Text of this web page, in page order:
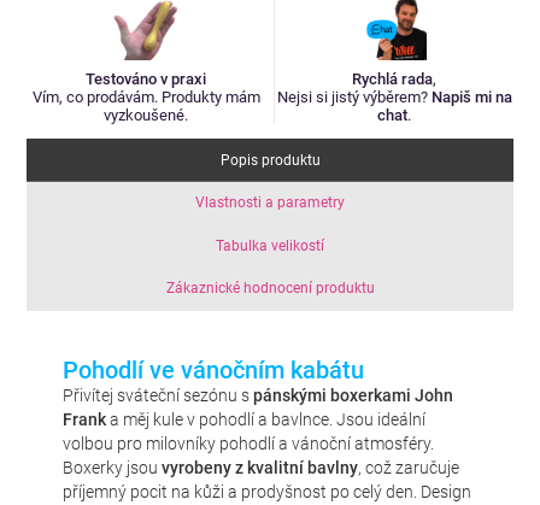
Testováno v praxi
Vím, co prodávám. Produkty mám
vyzkoušené.
Rychlá rada,
Nejsi si jistý výběrem? Napiš mi na
chat.
Popis produktu
Vlastnosti a parametry
Tabulka velikostí
Zákaznické hodnocení produktu
Pohodlí ve vánočním kabátu
Přivítej sváteční sezónu spánskými boxerkami John
Franka měj kule v pohodlí a bavlnce. Jsou ideální
volbou pro milovníky pohodlí a vánoční atmosféry.
Boxerky jsouvyrobeny z kvalitní bavlny, což zaručuje
příjemný pocit na kůži a prodyšnost po celý den. Design